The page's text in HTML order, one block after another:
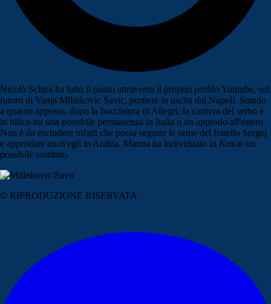
Nicolò Schira ha fatto il punto attraverso il proprio profilo Youtube, sul
futuro di Vanja Milinkovic Savic, portiere in uscita dal Napoli. Stando
a quanto appreso, dopo la bocciatura di Allegri, la carriera del serbo è
in bilico tra una possibile permanenza in Italia o un approdo all'estero.
Non è da escludere infatti che possa seguire le orme del fratello Sergej
e approdare anch'egli in Arabia. Manna ha individuato in Kovar un
possibile sostituto.
© RIPRODUZIONE RISERVATA